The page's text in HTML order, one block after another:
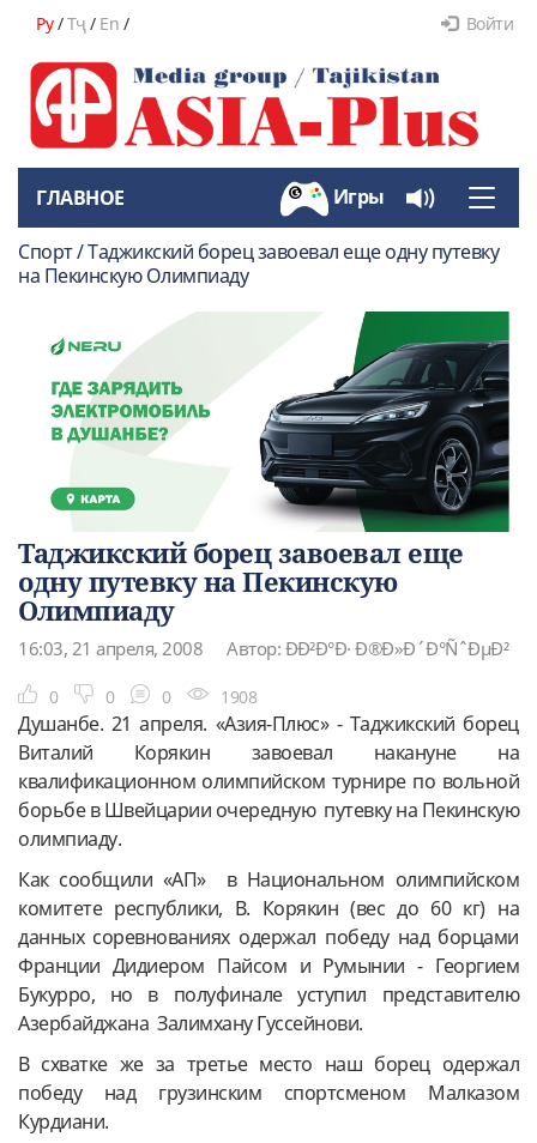
Ру/Тҷ/ En / Войти
Toggle
ГЛАВНОЕ Игры
Спорт / Таджикский борец завоевал еще одну путевку
на Пекинскую Олимпиаду
Таджикский борец завоевал еще
одну путевку на Пекинскую
Олимпиаду
16:03, 21 апреля, 2008 Автор: ÐÐ²Ð°Ð· Ð®Ð»Ð´Ð°ÑˆÐµÐ²
0 0 0 1908
Душанбе. 21 апреля. «Азия-Плюс» - Таджикский борец
Виталий Корякин завоевал накануне на
квалификационном олимпийском турнире по вольной
борьбе в Швейцарии очередную путевку на Пекинскую
олимпиаду.
Как сообщили «АП» в Национальном олимпийском
комитете республики, В. Корякин (вес до 60 кг) на
данных соревнованиях одержал победу над борцами
Франции Дидиером Пайсом и Румынии - Георгием
Букурро, но в полуфинале уступил представителю
Азербайджана Залимхану Гуссейнови.
В схватке же за третье место наш борец одержал
победу над грузинским спортсменом Малказом
Курдиани.